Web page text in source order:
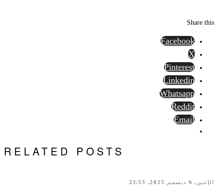
Share this
Facebook
X
Pinterest
Linkedin
Whatsapp
Reddit
Email
RELATED POSTS
الإثنين, 8 ديسمبر 2025, 23:55